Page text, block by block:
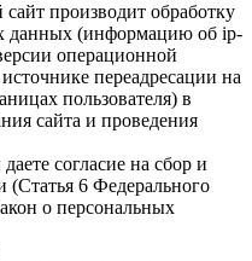
производит обработку
данных (информацию об ip-
операционной
переадресации на
пользователя) в
сайта и проведения
согласие на сбор и
(Статья 6 Федерального
о персональных